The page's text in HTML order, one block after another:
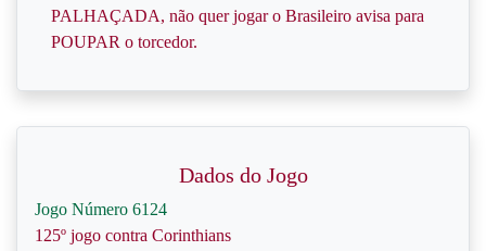
PALHAÇADA, não quer jogar o Brasileiro avisa para
POUPAR o torcedor.
Dados do Jogo
Jogo Número 6124
125º jogo contra Corinthians